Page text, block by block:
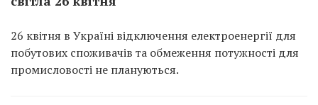
26 квітня в Україні відключення електроенергії для
побутових споживачів та обмеження потужності для
промисловості не плануються.